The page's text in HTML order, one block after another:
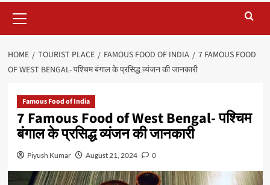
HOME TOURIST PLACE FAMOUS FOOD OF INDIA
7 FAMOUS FOOD
OF WEST BENGAL- पश्चिम बंगाल के प्रसिद्ध व्यंजन की जानकारी
Famous Food of India
7 Famous Food of West Bengal- पश्चिम
बंगाल के प्रसिद्ध व्यंजन की जानकारी
Piyush Kumar August 21, 2024 0